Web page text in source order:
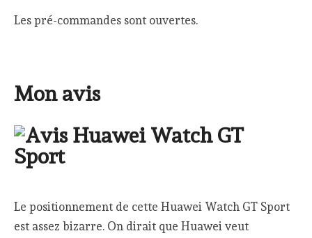
Les pré-commandes sont ouvertes.
Mon avis
Le positionnement de cette Huawei Watch GT Sport
est assez bizarre. On dirait que Huawei veut